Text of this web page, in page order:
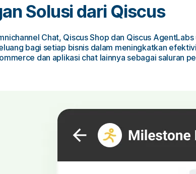
Solusi dari Qiscus
Chat, Qiscus Shop dan Qiscus AgentLabs
bagi setiap bisnis dalam meningkatkan
dan aplikasi chat lainnya sebagai saluran